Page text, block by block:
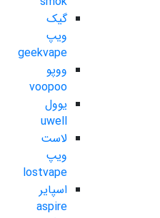
گیک
ویپ
geekvape
ووپو
voopoo
یوول
uwell
لاست
ویپ
lostvape
اسپایر
aspire